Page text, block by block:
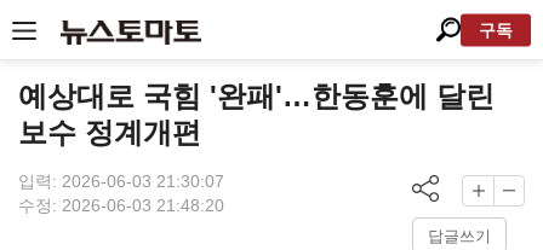
구독
예상대로 국힘 '완패'…한동훈에 달린
보수 정계개편
입력: 2026-06-03 21:30:07
수정: 2026-06-03 21:48:20
답글쓰기